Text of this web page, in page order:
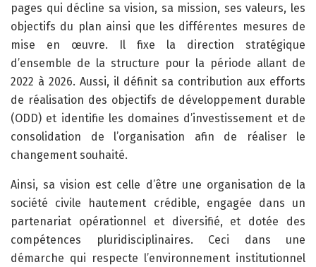
pages qui décline sa vision, sa mission, ses valeurs, les
objectifs du plan ainsi que les différentes mesures de
mise en œuvre. Il fixe la direction stratégique
d’ensemble de la structure pour la période allant de
2022 à 2026. Aussi, il définit sa contribution aux efforts
de réalisation des objectifs de développement durable
(ODD) et identifie les domaines d’investissement et de
consolidation de l’organisation afin de réaliser le
changement souhaité.
Ainsi, sa vision est celle d’être une organisation de la
société civile hautement crédible, engagée dans un
partenariat opérationnel et diversifié, et dotée des
compétences pluridisciplinaires. Ceci dans une
démarche qui respecte l’environnement institutionnel